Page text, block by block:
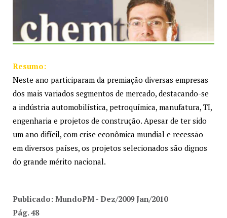
Resumo:
Neste ano participaram da premiação diversas empresas
dos mais variados segmentos de mercado, destacando-se
a indústria automobilística, petroquímica, manufatura, TI,
engenharia e projetos de construção. Apesar de ter sido
um ano difícil, com crise econômica mundial e recessão
em diversos países, os projetos selecionados são dignos
do grande mérito nacional.
Publicado: MundoPM - Dez/2009 Jan/2010
Pág. 48